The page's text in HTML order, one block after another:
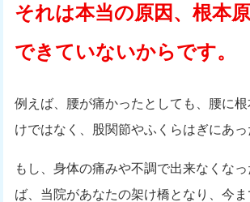
それは本当の原因、根本
できていないからです。
例えば、腰が痛かったとしても、腰に
けではなく、股関節やふくらはぎにあっ
もし、身体の痛みや不調で出来なくな
ば、当院があなたの架け橋となり、今ま